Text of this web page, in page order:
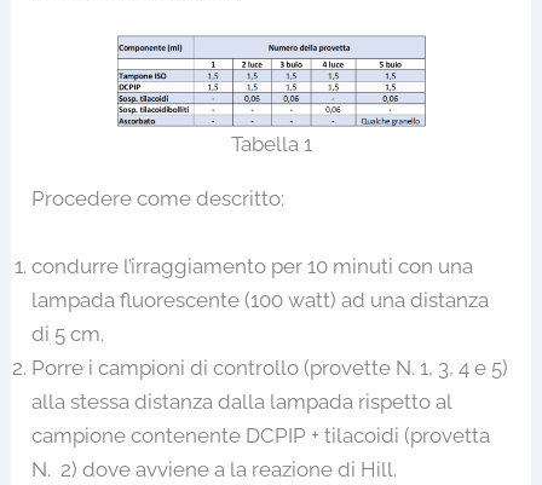
Tabella 1
Procedere come descritto:
condurre l’irraggiamento per 10 minuti con una
lampada fluorescente (100 watt) ad una distanza
di 5 cm.
Porre i campioni di controllo (provette N. 1, 3, 4 e 5)
alla stessa distanza dalla lampada rispetto al
campione contenente DCPIP + tilacoidi (provetta
N. 2) dove avviene a la reazione di Hill.